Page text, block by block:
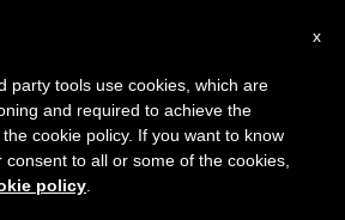
مداخلة المونسنيور
في
x
party tools use cookies, which are
and required to achieve the
cookie policy. If you want to know
to all or some of the cookies,
policy